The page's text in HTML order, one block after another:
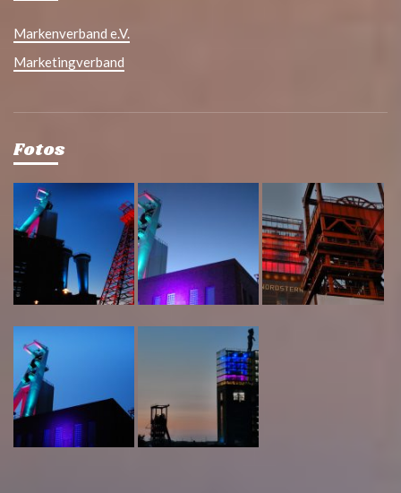
Markenverband e.V.
Marketingverband
Fotos